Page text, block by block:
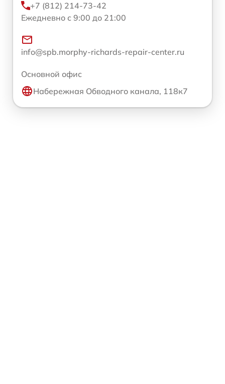
+7 (812) 214-73-42
Ежедневно с 9:00 до 21:00
info@spb.morphy-richards-repair-center.ru
Основной офис
Набережная Обводного канала, 118к7